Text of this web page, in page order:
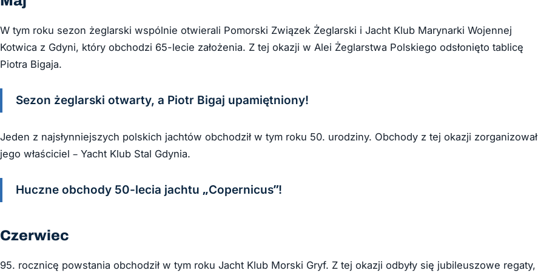
W tym roku sezon żeglarski wspólnie otwierali Pomorski Związek Żeglarski i Jacht Klub Marynarki Wojennej
Kotwica z Gdyni, który obchodzi 65-lecie założenia. Z tej okazji w Alei Żeglarstwa Polskiego odsłonięto tablicę
Piotra Bigaja.
Sezon żeglarski otwarty, a Piotr Bigaj upamiętniony!
Jeden z najsłynniejszych polskich jachtów obchodził w tym roku 50. urodziny. Obchody z tej okazji zorganizował
jego właściciel – Yacht Klub Stal Gdynia.
Huczne obchody 50-lecia jachtu „Copernicus”!
Czerwiec
95. rocznicę powstania obchodził w tym roku Jacht Klub Morski Gryf. Z tej okazji odbyły się jubileuszowe regaty,